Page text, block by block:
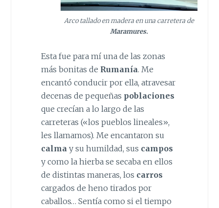
Arco tallado en madera en una carretera de
Maramures.
Esta fue para mí una de las zonas
más bonitas de Rumanía. Me
encantó conducir por ella, atravesar
decenas de pequeñas poblaciones
que crecían a lo largo de las
carreteras («los pueblos lineales»,
les llamamos). Me encantaron su
calma y su humildad, sus campos
y como la hierba se secaba en ellos
de distintas maneras, los carros
cargados de heno tirados por
caballos… Sentía como si el tiempo